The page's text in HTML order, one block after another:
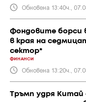
Обновена 13:40ч.,
Фондовите борси
в края на
сектор*
ФИНАНСИ
Обновена 13:20ч.,
Тръмп удря Китай